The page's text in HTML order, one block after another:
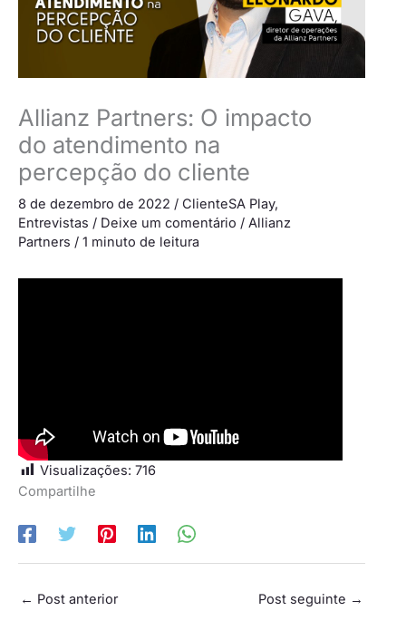
Allianz Partners: O impacto
do atendimento na
percepção do cliente
8 de dezembro de 2022 / ClienteSA Play,
Entrevistas / Deixe um comentário / Allianz
Partners / 1 minuto de leitura
Visualizações: 716
Compartilhe
← Post anterior Post seguinte →